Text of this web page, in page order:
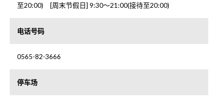
至20:00) [周末节假日] 9:30～21:00(接待至20:00)
电话号码
0565-82-3666
停车场